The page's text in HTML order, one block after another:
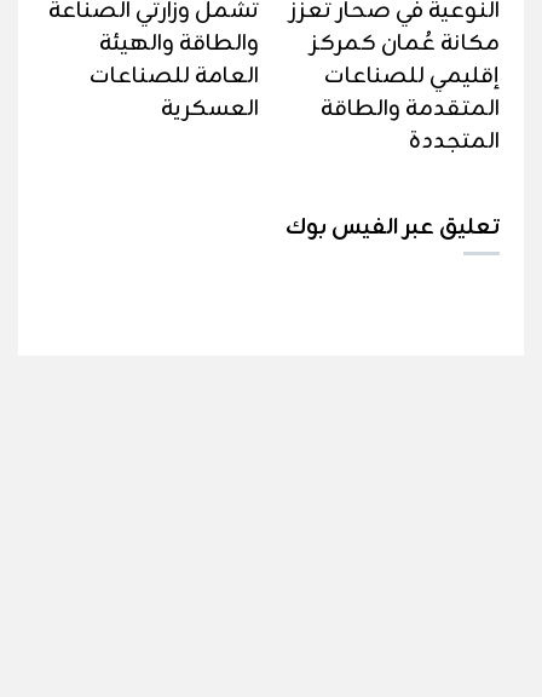
النوعية في صحار تعزز
مكانة عُمان كمركز
إقليمي للصناعات
المتقدمة والطاقة
المتجددة
تشمل وزارتي الصناعة
والطاقة والهيئة
العامة للصناعات
العسكرية
تعليق عبر الفيس بوك